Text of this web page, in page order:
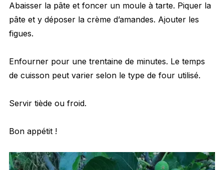
Abaisser la pâte et foncer un moule à tarte. Piquer la
pâte et y déposer la crème d’amandes. Ajouter les
figues.
Enfourner pour une trentaine de minutes. Le temps
de cuisson peut varier selon le type de four utilisé.
Servir tiède ou froid.
Bon appétit !